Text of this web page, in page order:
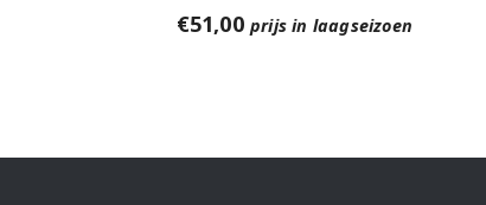
€51,00 prijs in laagseizoen